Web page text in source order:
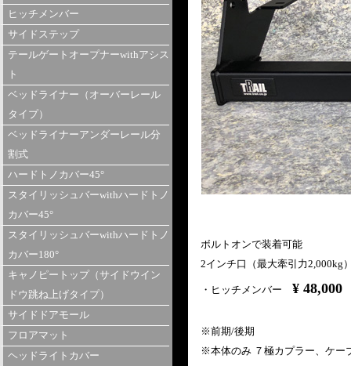
ボルトオンで装着可能
2インチ口（最大牽引力2,000kg
・ヒッチメンバー ¥ 48,000
※前期/後期
※本体のみ ７極カプラー、ケー
ヒッチメンバー
サイドステップ
テールゲートオープナーwithアシス
ト
ベッドライナー（オーバーレール
タイプ）
ベッドライナーアンダーレール分
割式
ハードトノカバー45°
スタイリッシュバーwithハードトノ
カバー45°
スタイリッシュバーwithハードトノ
カバー180°
キャノピートップ（サイドウイン
ドウ跳ね上げタイプ）
サイドドアモール
フロアマット
ヘッドライトカバー